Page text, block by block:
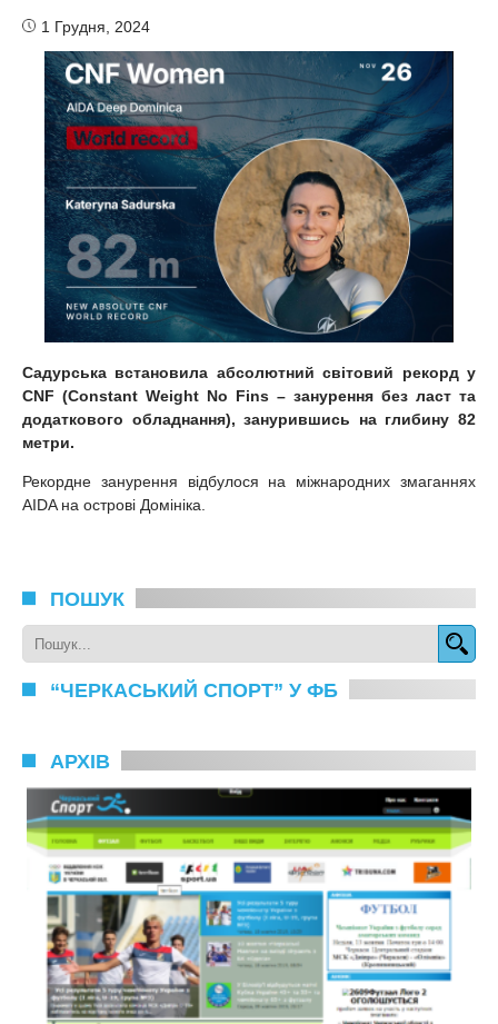
1 Грудня, 2024
Садурська встановила абсолютний світовий рекорд у
CNF (Constant Weight No Fins – занурення без ласт та
додаткового обладнання), занурившись на глибину 82
метри.
Рекордне занурення відбулося на міжнародних змаганнях
AIDA на острові Домініка.
ПОШУК
“ЧЕРКАСЬКИЙ СПОРТ” У ФБ
АРХІВ